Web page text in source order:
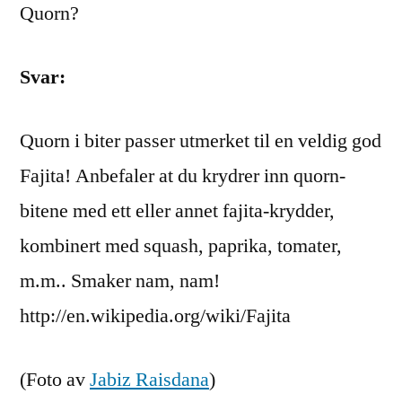
Quorn?
Svar:
Quorn i biter passer utmerket til en veldig god
Fajita! Anbefaler at du krydrer inn quorn-
bitene med ett eller annet fajita-krydder,
kombinert med squash, paprika, tomater,
m.m.. Smaker nam, nam!
http://en.wikipedia.org/wiki/Fajita
(Foto avJabiz Raisdana)